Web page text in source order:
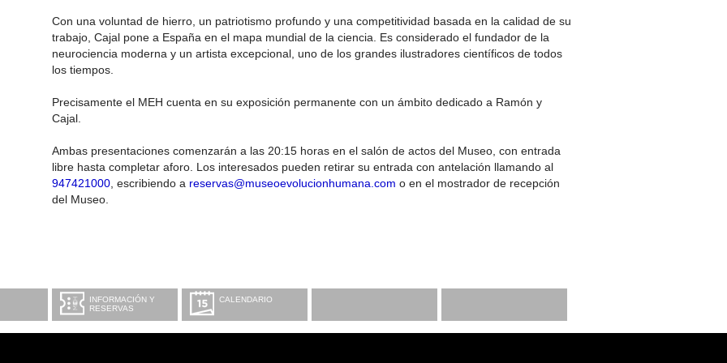
Con una voluntad de hierro, un patriotismo profundo y una competitividad basada en la calidad de su
trabajo, Cajal pone a España en el mapa mundial de la ciencia. Es considerado el fundador de la
neurociencia moderna y un artista excepcional, uno de los grandes ilustradores científicos de todos
los tiempos.
Precisamente el MEH cuenta en su exposición permanente con un ámbito dedicado a Ramón y
Cajal.
Ambas presentaciones comenzarán a las 20:15 horas en el salón de actos del Museo, con entrada
libre hasta completar aforo. Los interesados pueden retirar su entrada con antelación llamando al
947421000 , escribiendo a reservas@museoevolucionhumana.com o en el mostrador de recepción
del Museo.
INFORMACIÓN Y
RESERVAS
CALENDARIO